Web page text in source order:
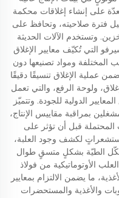
على إنشاء إغلاقات محكمة
فترة صلاحيته، وتحافظ على
وتستخدم الآلات الحديثة
التي تُكيّف معايير الإغلاق
المختلفة ومواد تصنيعها دون
عملية الإغلاق تنسيقًا دقيقًا
ولوحة الرفع، والتي تعمل
الدولية للجودة. وتتميّز
بمراقبة مقاييس الإنتاج،
قبل أن تؤثر على
لكشف وجود العلبة،
الطيّة بشكلٍ متسقٍ طوال
الأوتوماتيكية من فولاذ
ما يضمن الالتزام بمعايير
والأغذية والمستحضرات